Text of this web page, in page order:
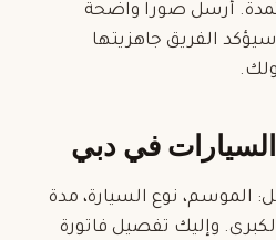
أرسل صوراً واضحة
الفريق جاهزيتها
في دبي
الموسم، نوع السيارة، مدة
وإليك تفصيل فاتورة